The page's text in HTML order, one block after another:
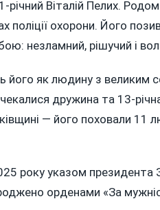
Віталій Пелих. Родом
поліції охорони. Його
незламний, рішучий і
його як людину з великим
дружина та 13-
— його поховали 11
року указом
орденами «За